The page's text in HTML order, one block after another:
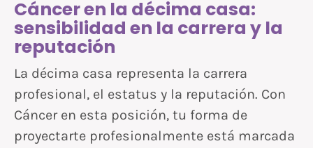
Cáncer en la décima casa:
sensibilidad en la carrera y la
reputación
La décima casa representa la carrera
profesional, el estatus y la reputación. Con
Cáncer en esta posición, tu forma de
proyectarte profesionalmente está marcada